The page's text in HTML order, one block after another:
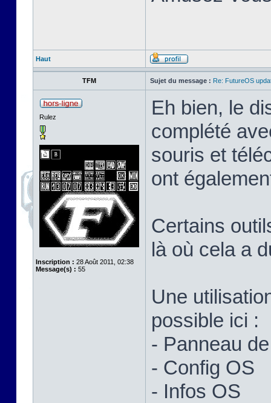
Haut
TFM Sujet du message : Re: FutureOS
Rulez
Inscription : 28 Août 2011, 02:38
Message(s) : 55
Eh bien, le
complété
souris et
ont
Certains
là où cela a
Une
possible ici :
- Panneau
- Config OS
- Infos OS